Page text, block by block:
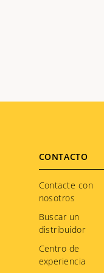
CONTACTO
Contacte con
nosotros
Buscar un
distribuidor
Centro de
experiencia